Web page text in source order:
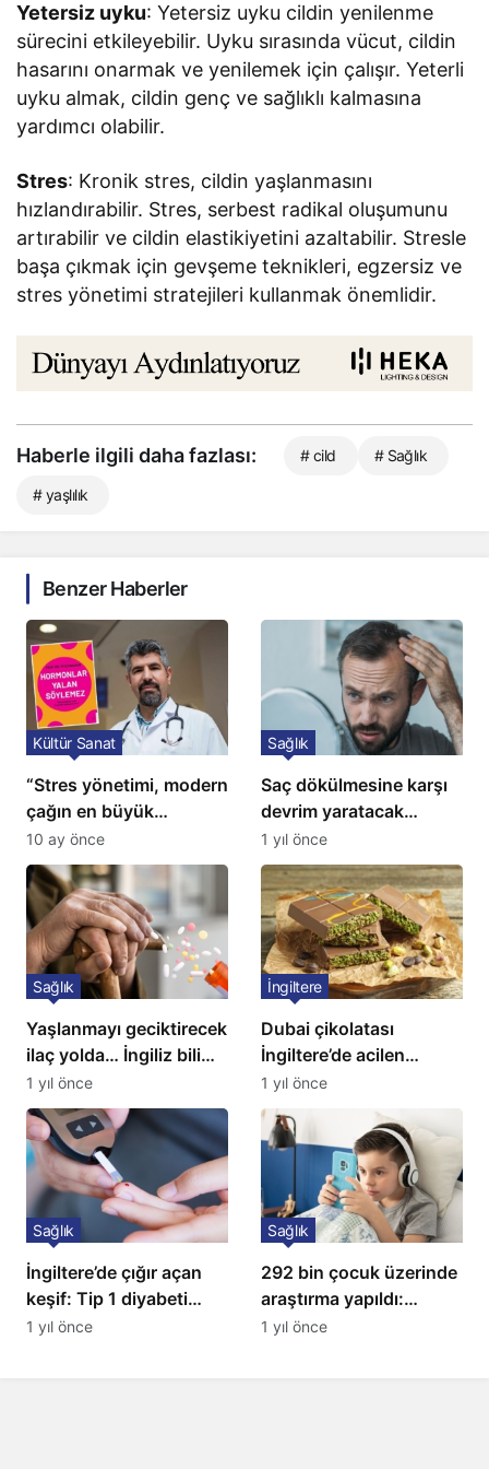
Yetersiz uyku: Yetersiz uyku cildin yenilenme
sürecini etkileyebilir. Uyku sırasında vücut, cildin
hasarını onarmak ve yenilemek için çalışır. Yeterli
uyku almak, cildin genç ve sağlıklı kalmasına
yardımcı olabilir.
Stres: Kronik stres, cildin yaşlanmasını
hızlandırabilir. Stres, serbest radikal oluşumunu
artırabilir ve cildin elastikiyetini azaltabilir. Stresle
başa çıkmak için gevşeme teknikleri, egzersiz ve
stres yönetimi stratejileri kullanmak önemlidir.
Haberle ilgili daha fazlası: # cild # Sağlık
# yaşlılık
Benzer Haberler
“Stres yönetimi, modern
çağın en büyük
tedavisidir”
Kültür Sanat
10 ay önce
Saç dökülmesine karşı
devrim yaratacak
çözüm: Ne ilaç ne saç
ekimi gerekiyor
Sağlık
1 yıl önce
Yaşlanmayı geciktirecek
ilaç yolda… İngiliz bilim
insanları açıkladı!
Sağlık
1 yıl önce
Dubai çikolatası
İngiltere’de acilen
toplatılıyor
İngiltere
1 yıl önce
İngiltere’de çığır açan
keşif: Tip 1 diyabeti
yıllarca öteliyor
Sağlık
1 yıl önce
292 bin çocuk üzerinde
araştırma yapıldı:
Uzmanlardan ailelere
Sağlık
1 yıl önce